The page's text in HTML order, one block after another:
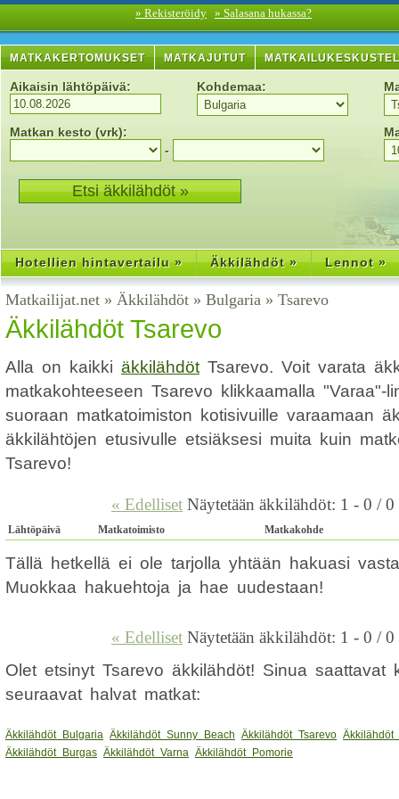
» Rekisteröidy » Salasana hukassa?
MATKAKERTOMUKSET MATKAJUTUT
Aikaisin lähtöpäivä: Kohdemaa:
Matkan kesto (vrk):
-
Hotellien hintavertailu » Äkkilähdöt » Lennot »
Matkailijat.net » Äkkilähdöt » Bulgaria » Tsarevo
Äkkilähdöt Tsarevo
Alla on kaikki äkkilähdöt Tsarevo. Voit varata
matkakohteeseen Tsarevo klikkaamalla "Varaa"-
suoraan matkatoimiston kotisivuille varaamaan
äkkilähtöjen etusivulle etsiäksesi muita kuin
Tsarevo!
« Edelliset Näytetään äkkilähdöt: 1 - 0 / 0
Lähtöpäivä Matkatoimisto Matkakohde
Tällä hetkellä ei ole tarjolla yhtään hakuasi
Muokkaa hakuehtoja ja hae uudestaan!
« Edelliset Näytetään äkkilähdöt: 1 - 0 / 0
Olet etsinyt Tsarevo äkkilähdöt! Sinua saattavat
seuraavat halvat matkat:
Äkkilähdöt Bulgaria Äkkilähdöt Sunny Beach Äkkilähdöt Tsarevo Äkkilähdöt
Äkkilähdöt Burgas Äkkilähdöt Varna Äkkilähdöt Pomorie